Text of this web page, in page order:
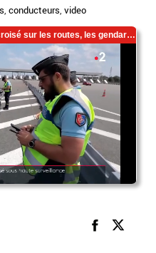
,conducteurs,video